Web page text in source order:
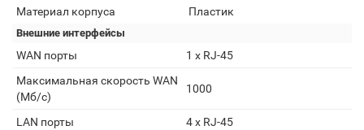
Материал корпуса
Пластик
Внешние интерфейсы
WAN порты
1 х RJ-45
Максимальная скорость WAN
(Мб/с)
1000
LAN порты
4 x RJ-45